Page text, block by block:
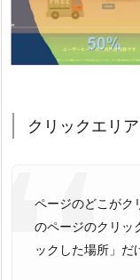
クリックエリア
ページのどこがク
のページのクリッ
ックした場所」だ